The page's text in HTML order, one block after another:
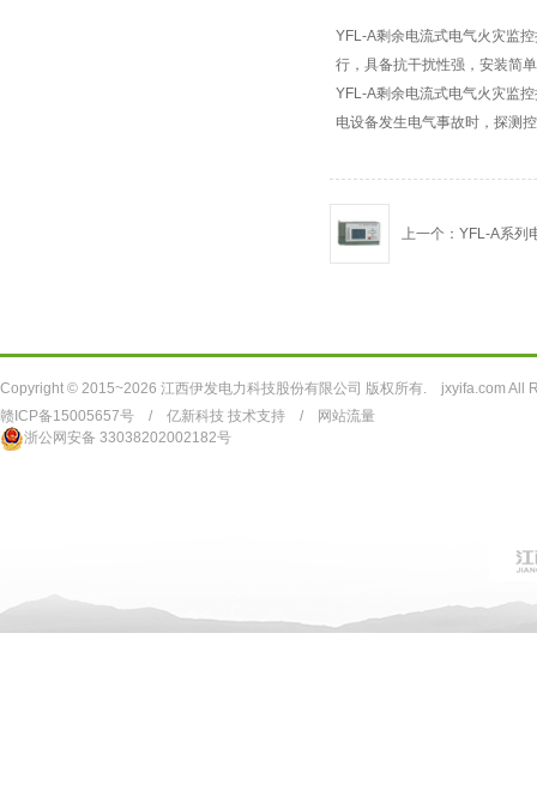
YFL-A剩余电流式电气火灾监
行，具备抗干扰性强，安装简
YFL-A剩余电流式电气火灾监
电设备发生电气事故时，探测
上一个：YFL-A系
Copyright © 2015~2026 江西伊发电力科技股份有限公司 版权所有. jxyifa.com All
赣ICP备15005657号 / 亿新科技 技术支持 /
网站流量
浙公网安备 33038202002182号